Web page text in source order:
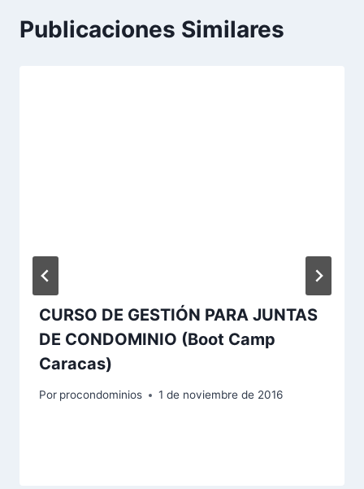
Publicaciones Similares
CURSO DE GESTIÓN PARA JUNTAS
DE CONDOMINIO (Boot Camp
Caracas)
Por procondominios 1 de noviembre de 2016